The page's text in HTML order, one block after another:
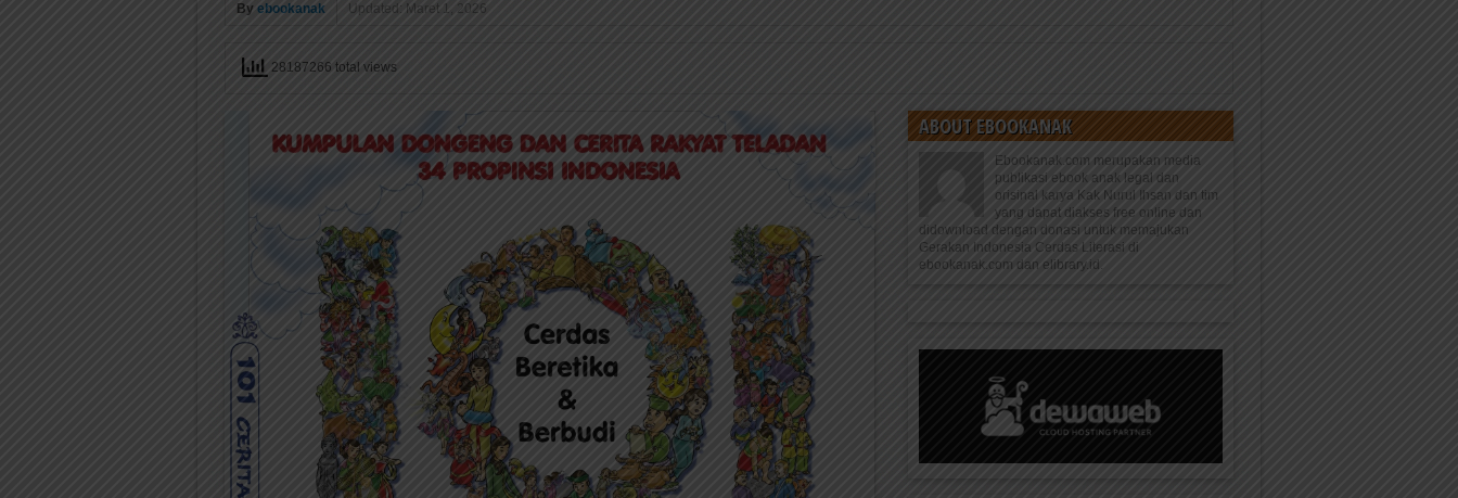
By ebookanak Updated: Maret 1, 2026
28187266 total views
ABOUT EBOOKANAK
Ebookanak.com merupakan media
publikasi ebook anak legal dan
orisinal karya Kak Nurul Ihsan dan tim
yang dapat diakses free online dan
didownload dengan donasi untuk memajukan
Gerakan Indonesia Cerdas Literasi di
ebookanak.com dan elibrary.id.